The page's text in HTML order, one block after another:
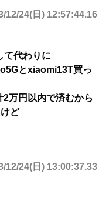
12/24(日) 12:57:44.16
て代わりに
とxiaomi13T買っ
万円以内で済むから
ど
12/24(日) 13:00:37.33